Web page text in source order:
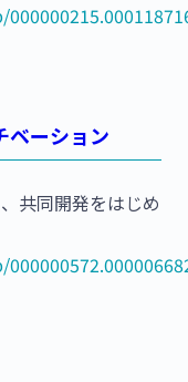
ベーション
共同開発をはじめ